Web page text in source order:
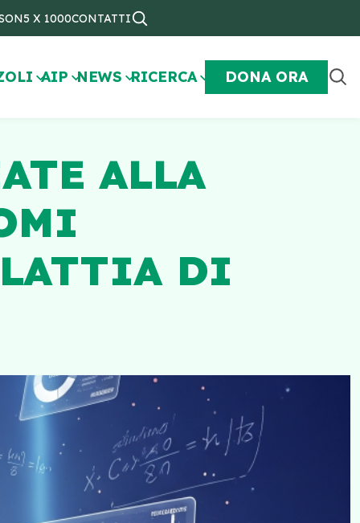
5 X 1000CONTATTI
AIP NEWS RICERCA DONA ORA
ALLA
DI